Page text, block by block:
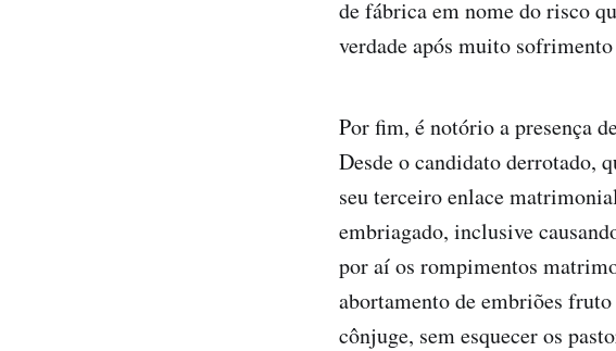
de fábrica em nome do risco
verdade após muito
Por fim, é notório a presença
Desde o candidato derrotado,
seu terceiro enlace
embriagado, inclusive
por aí os rompimentos
abortamento de embriões
cônjuge, sem esquecer os